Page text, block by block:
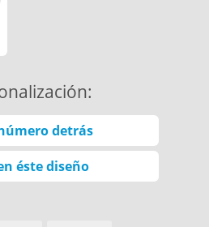
detrás
éste diseño